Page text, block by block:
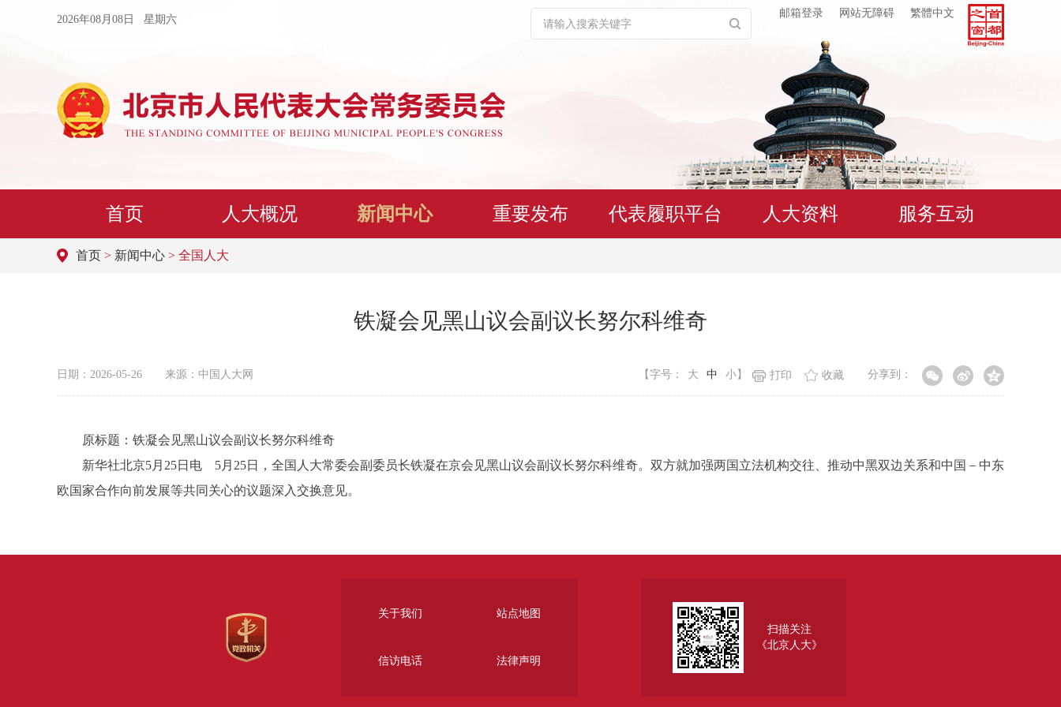
2026年08月08日 星期六
邮箱登录 网站无障碍 繁體中文
首页 人大概况 新闻中心 重要发布 代表履职平台 人大资料 服务互动
首页 > 新闻中心 > 全国人大
铁凝会见黑山议会副议长努尔科维奇
日期：2026-05-26 来源：中国人大网 分享到：
【字号： 大 中 小 】 收藏
打印
原标题：铁凝会见黑山议会副议长努尔科维奇
新华社北京5月25日电 5月25日，全国人大常委会副委员长铁凝在京会见黑山议会副议长努尔科维奇。双方就加强两国立法机构交往、推动中黑双边关系和中国－中东
欧国家合作向前发展等共同关心的议题深入交换意见。
扫描关注
《北京人大》
关于我们 站点地图
信访电话 法律声明